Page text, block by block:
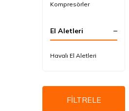
Kompresörler
El Aletleri
Havalı El Aletleri
FİLTRELE